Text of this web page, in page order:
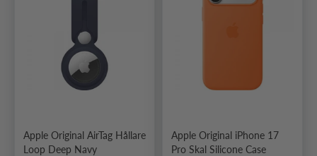
Apple Original AirTag Hållare
Loop Deep Navy
Apple Original iPhone 17
Pro Skal Silicone Case